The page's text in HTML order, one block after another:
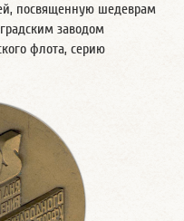
посвященную шедеврам
заводом
флота, серию